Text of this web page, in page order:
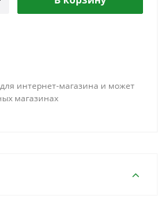
интернет-магазина и может
магазинах